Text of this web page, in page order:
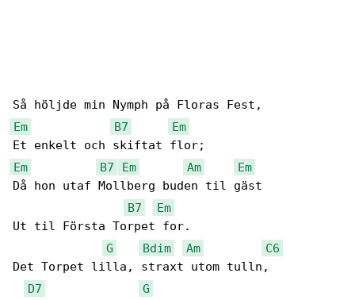
Em
B7
Em
Em
B7 Em Am
Em
Då hon utaf Mollberg buden til gäst
B7
Em
Ut til Första Torpet for.
G
Bdim Am
C6
Det Torpet lilla, straxt utom tulln,
D7
G